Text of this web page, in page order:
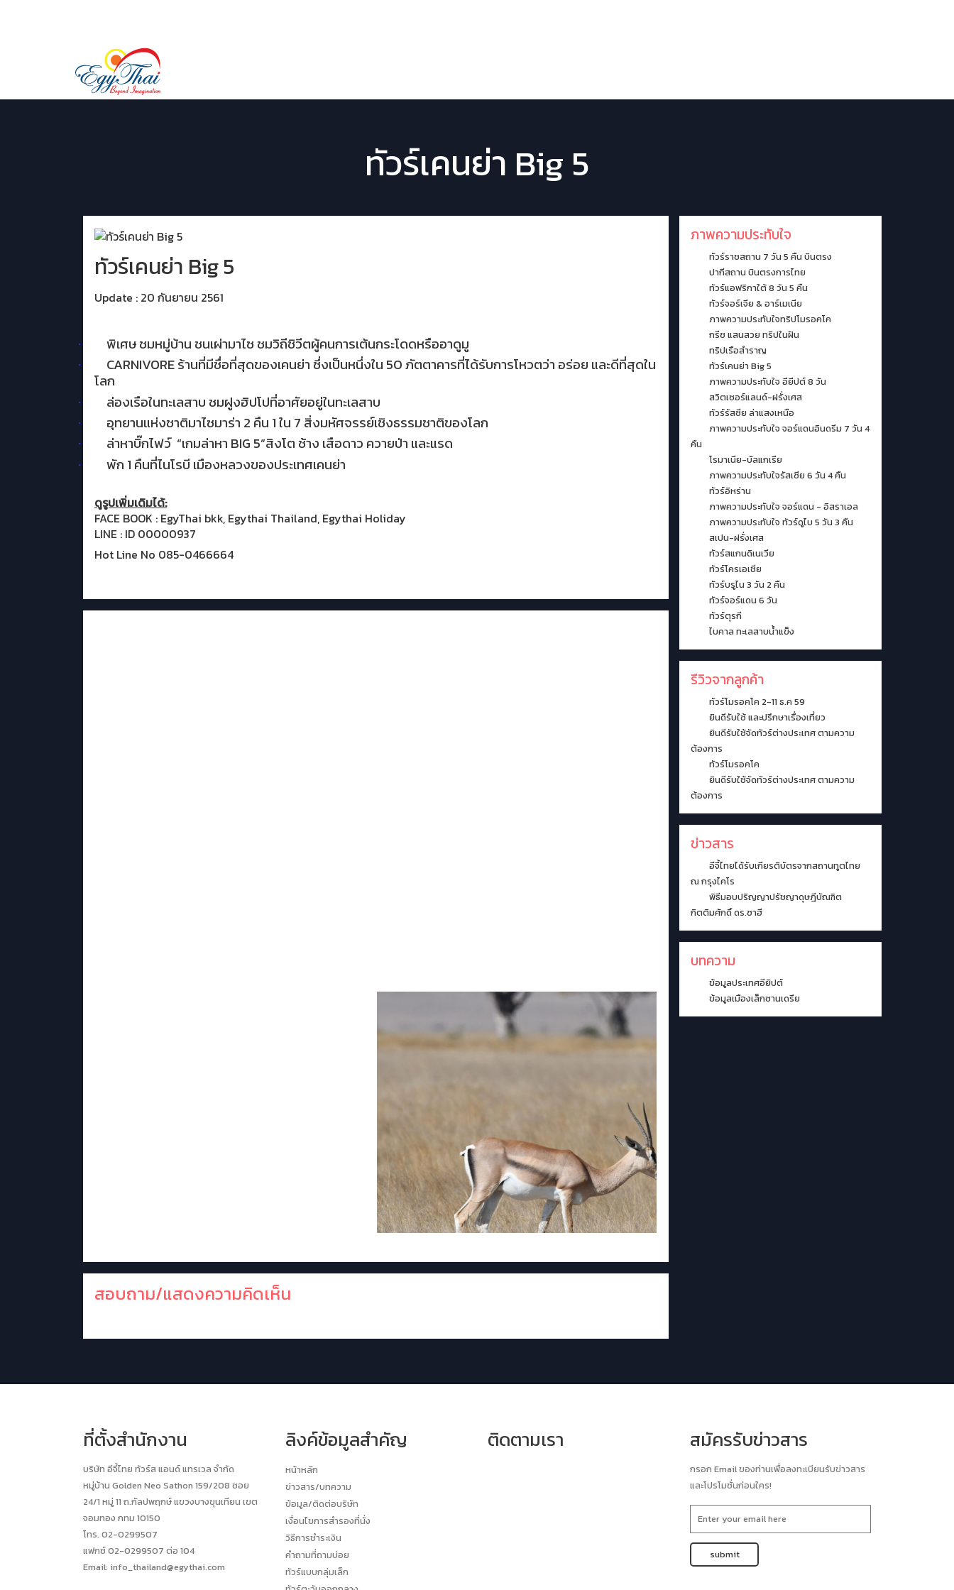
ทัวร์เคนย่า Big 5
ทัวร์เคนย่า Big 5
Update : 20 กันยายน 2561
· พิเศษชมหมู่บ้าน ชนเผ่ามาไซ ชมวิถีชิวีตผู้คนการเต้นกระโดดหรืออาดูมู
· CARNIVOREร้านที่มีชื่อที่สุดของเคนย่า ซึ่งเป็นหนึ่งใน 50 ภัตตาคารที่ได้รับการโหวตว่า อร่อย และดีที่สุดใน
โลก
· ล่องเรือในทะเลสาบ ชมฝูงฮิปโปที่อาศัยอยู่ในทะเลสาบ
· อุทยานแห่งชาติมาไซมาร่า 2 คืน 1 ใน 7 สิ่งมหัศจรรย์เชิงธรรมชาติของโลก
· ล่าหาบิ๊กไฟว์ “เกมล่าหา BIG 5”สิงโต ช้าง เสือดาว ควายป่า และแรด
· พัก 1 คืนที่ไนโรบี เมืองหลวงของประเทศเคนย่า
ดูรูปเพิ่มเดิมได้:
FACE BOOK : EgyThai bkk, Egythai Thailand, Egythai Holiday
LINE : ID 00000937
Hot Line No 085-0466664
สอบถาม/แสดงความคิดเห็น
ภาพความประทับใจ
ทัวร์ราชสถาน 7 วัน 5 คืน บินตรง
ปากีสถาน บินตรงการไทย
ทัวร์แอฟริกาใต้ 8 วัน 5 คืน
ทัวร์จอร์เจีย & อาร์เมเนีย
ภาพความประทับใจทริปโมรอคโค
กรีซ แสนสวย ทริปในฝัน
ทริปเรือสำราญ
ทัวร์เคนย่า Big 5
ภาพความประทับใจ อียีปต์ 8 วัน
สวิตเซอร์แลนด์-ฝรั่งเศส
ทัวร์รัสซีย ล่าแสงเหนือ
ภาพความประทับใจ จอร์แดนอินดรีม 7 วัน 4
คืน
โรมาเนีย-บัลแกเรีย
ภาพความประทับใจรัสเซีย 6 วัน 4 คืน
ทัวร์อิหร่าน
ภาพความประทับใจ จอร์แดน - อิสราเอล
ภาพความประทับใจ ทัวร์ดูไบ 5 วัน 3 คืน
สเปน-ฝรั่งเศส
ทัวร์สแกนดิเนเวีย
ทัวร์โครเอเชีย
ทัวร์บรูไน 3 วัน 2 คืน
ทัวร์จอร์แดน 6 วัน
ทัวร์ตุรกี
ไบคาล ทะเลสาบน้ำแข็ง
รีวิวจากลูกค้า
ทัวร์โมรอคโค 2-11 ธ.ค 59
ยินดีรับใช้ และปรึกษาเรื่องเที่ยว
ยินดีรับใช้จัดทัวร์ต่างประเทศ ตามความ
ต้องการ
ทัวร์โมรอคโค
ยินดีรับใช้จัดทัวร์ต่างประเทศ ตามความ
ต้องการ
ข่าวสาร
อีจี้ไทยได้รับเกียรติบัตรจากสถานทูตไทย
ณ กรุงไคโร
พิธีมอบปริญญาปรัชญาดุษฎีบัณฑิต
กิตติมศักดิ์ ดร.ซาฮี
บทความ
ข้อมูลประเทศอียิปต์
ข้อมูลเมืองเล็กซานเดรีย
ที่ตั้งสำนักงาน
บริษัท อีจี้ไทย ทัวร์ส แอนด์ แทรเวล จำกัด
หมู่บ้าน Golden Neo Sathon 159/208 ซอย
24/1 หมู่ 11 ถ.กัลปพฤกษ์ แขวงบางขุนเทียน เขต
จอมทอง กทม 10150
โทร. 02-0299507
แฟกซ์ 02-0299507 ต่อ 104
Email: info_thailand@egythai.com
ลิงค์ข้อมูลสำคัญ
หน้าหลัก
ข่าวสาร/บทความ
ข้อมูล/ติดต่อบริษัท
เงื่อนไขการสำรองที่นั่ง
วิธีการชำระเงิน
คำถามที่ถามบ่อย
ทัวร์แบบกลุ่มเล็ก
ติดตามเรา สมัครรับข่าวสาร
กรอก Email ของท่านเพื่อลงทะเบียนรับข่าวสาร
และโปรโมชั่นก่อนใคร!